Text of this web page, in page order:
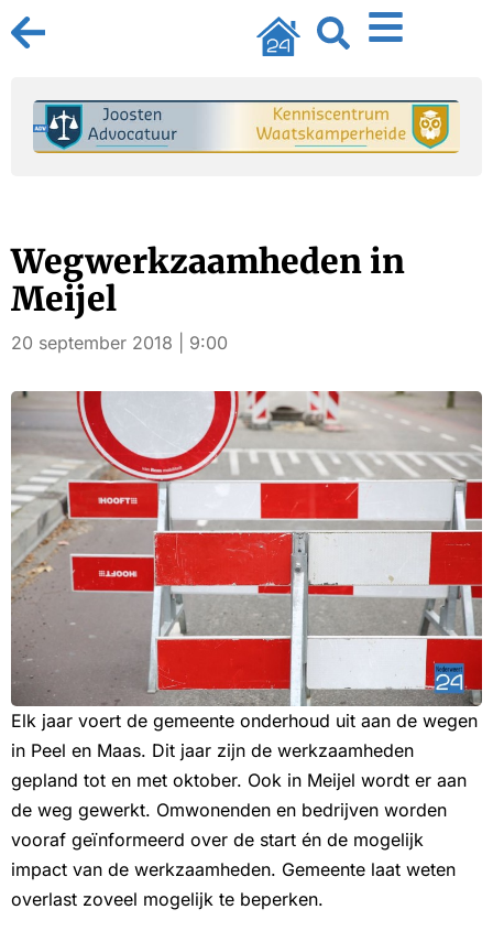
Wegwerkzaamheden in
Meijel
20 september 2018 | 9:00
Elk jaar voert de gemeente onderhoud uit aan de wegen
in Peel en Maas. Dit jaar zijn de werkzaamheden
gepland tot en met oktober. Ook in Meijel wordt er aan
de weg gewerkt. Omwonenden en bedrijven worden
vooraf geïnformeerd over de start én de mogelijk
impact van de werkzaamheden. Gemeente laat weten
overlast zoveel mogelijk te beperken.